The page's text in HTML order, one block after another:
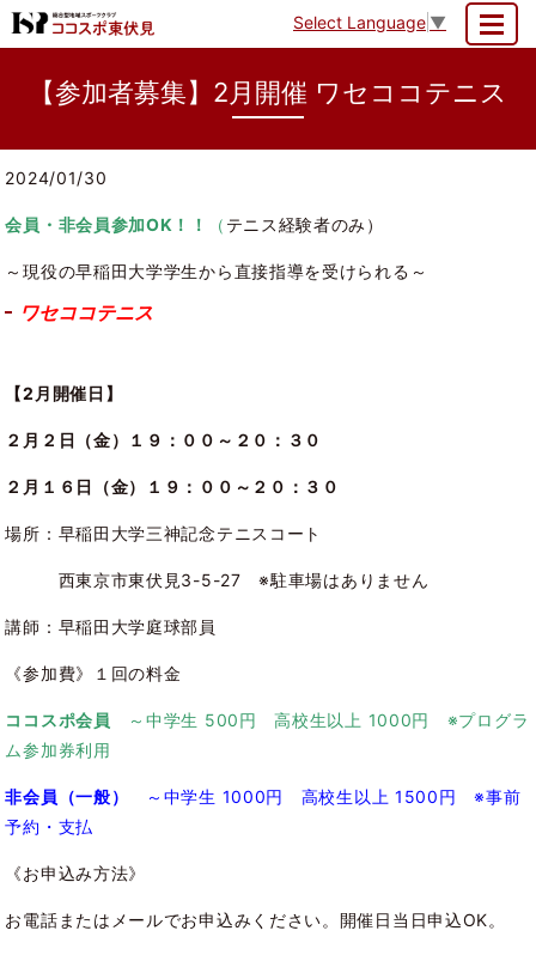
Select Language ▼
【参加者募集】2月開催 ワセココテニス
2024/01/30
会員・非会員参加OK！！ （ テニス経験者のみ）
～現役の早稲田大学学生から直接指導を受けられる～
ワセココテニス
【2月開催日】
２月２日（金）１９：００～２０：３０
２月１６日（金）１９：００～２０：３０
場所：早稲田大学三神記念テニスコート
西東京市東伏見3-5-27 ※駐車場はありません
講師：早稲田大学庭球部員
《参加費》１回の料金
ココスポ会員
～中学生 500円 高校生以上 1000円 ※プログラ
ム参加券利用
非会員（一般）
～中学生 1000円 高校生以上 1500円 ※事前
予約・支払
《お申込み方法》
お電話またはメールでお申込みください。開催日当日申込OK。